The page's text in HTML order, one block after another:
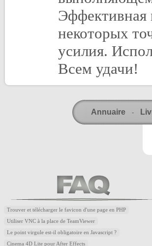
Эффективная
некоторых
усилия.
Всем удачи!
Annuaire -
Trouver et télécharger le favicon d'une page en PHP
Utiliser VNC à la place de TeamViewer
Le point virgule est-il obligatoire en Javascript ?
Cinema 4D Lite pour After Effects